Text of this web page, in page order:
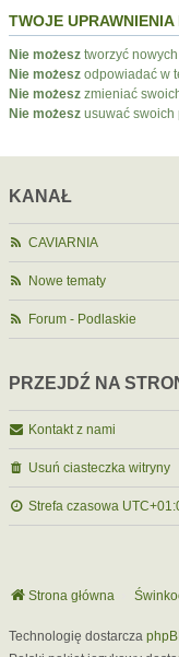
TWOJE
Nie możesz tworzyć
Nie możesz odpowiadać w
Nie możesz zmieniać
Nie możesz usuwać swoich
KANAŁ
CAVIARNIA
Nowe tematy
Forum - Podlaskie
PRZEJDŹ NA
Kontakt z nami
Usuń ciasteczka witryny
Strefa czasowa
Strona główna
Technologię dostarcza